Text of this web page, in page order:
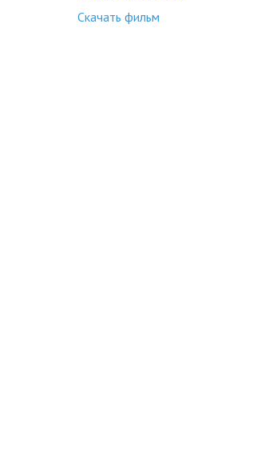
Скачать фильм